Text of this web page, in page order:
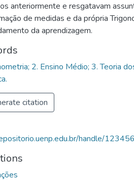
anteriormente e resgatavam
de medidas e da própria
da aprendizagem.
2. Ensino Médio; 3. Teoria
citation
handle/